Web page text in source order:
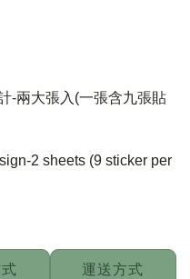
-兩大張入(一張含九張貼
2 sheets (9 sticker per
運送方式